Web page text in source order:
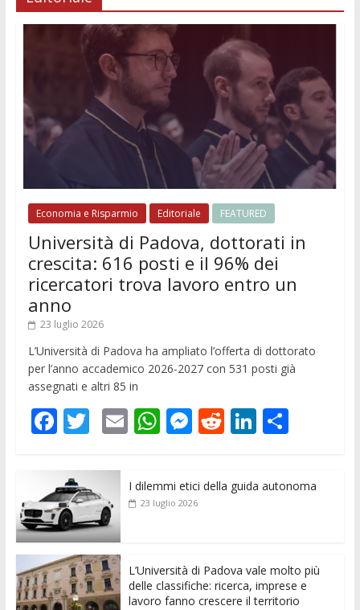
Economia e Risparmio Editoriale FEATURED
Università di Padova, dottorati in
crescita: 616 posti e il 96% dei
ricercatori trova lavoro entro un
anno
23 luglio 2026
L’Università di Padova ha ampliato l’offerta di dottorato
per l’anno accademico 2026-2027 con 531 posti già
assegnati e altri 85 in
F
e
b
o
o
k
T
itt
er
E
ai
l
W
s
p
M
ss
e
er
R
di
Li
e
C
di
I dilemmi etici della guida autonoma
23 luglio 2026
L’Università di Padova vale molto più
delle classifiche: ricerca, imprese e
lavoro fanno crescere il territorio